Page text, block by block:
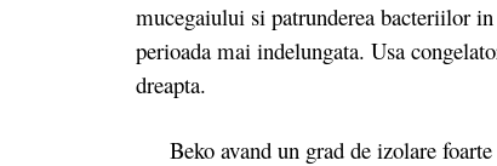
mucegaiului si patrunderea bacteriilor
perioada mai indelungata. Usa
dreapta.
Beko avand un grad de izolare foarte